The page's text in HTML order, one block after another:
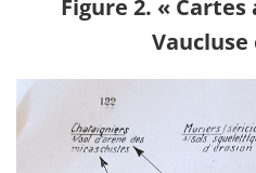
Figure 2. «
Vaucluse